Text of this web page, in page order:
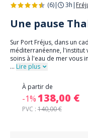
(6)| 3h |
Une pause
Sur Port Fréjus, dans un
méditerranéenne, l'institut
soins à l'eau de mer vous
... Lire plus
À partir de
-1%138,00 €
PVC :140,00 €